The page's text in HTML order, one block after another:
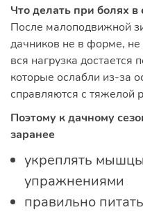
Что делать при болях в
После малоподвижной
дачников не в форме, не
вся нагрузка достается
которые ослабли из-за
справляются с тяжелой
Поэтому к дачному
заранее
укреплять
упражнениями
правильно